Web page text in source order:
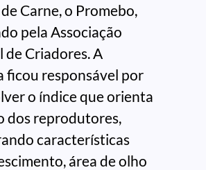
Carne, o Promebo,
pela Associação
de Criadores. A
ficou responsável por
o índice que orienta
dos reprodutores,
características
área de olho